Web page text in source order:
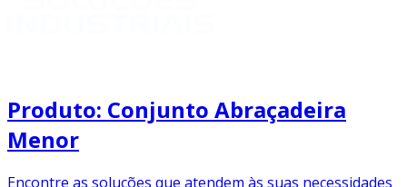
Produto: Conjunto Abraçadeira
Menor
Encontre as soluções que atendem às suas necessidades